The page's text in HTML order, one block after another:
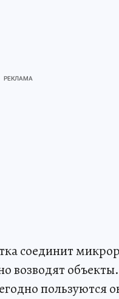
соединит
возводят
пользуются